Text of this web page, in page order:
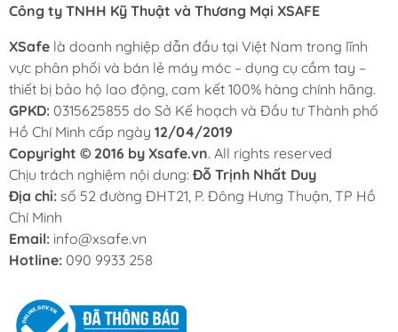
Công ty TNHH Kỹ Thuật và Thương Mại XSAFE
XSafe là doanh nghiệp dẫn đầu tại Việt Nam trong lĩnh
vực phân phối và bán lẻ máy móc – dụng cụ cầm tay –
thiết bị bảo hộ lao động, cam kết 100% hàng chính hãng.
GPKD: 0315625855 do Sở Kế hoạch và Đầu tư Thành phố
Hồ Chí Minh cấp ngày 12/04/2019
Copyright © 2016 by Xsafe.vn. All rights reserved
Chịu trách nghiệm nội dung: Đỗ Trịnh Nhất Duy
Địa chỉ: số 52 đường ĐHT21, P. Đông Hưng Thuận, TP Hồ
Chí Minh
Email: info@xsafe.vn
Hotline: 090 9933 258